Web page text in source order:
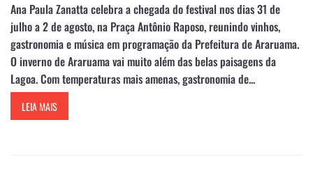
Ana Paula Zanatta celebra a chegada do festival nos dias 31 de
julho a 2 de agosto, na Praça Antônio Raposo, reunindo vinhos,
gastronomia e música em programação da Prefeitura de Araruama.
O inverno de Araruama vai muito além das belas paisagens da
Lagoa. Com temperaturas mais amenas, gastronomia de...
LEIA MAIS